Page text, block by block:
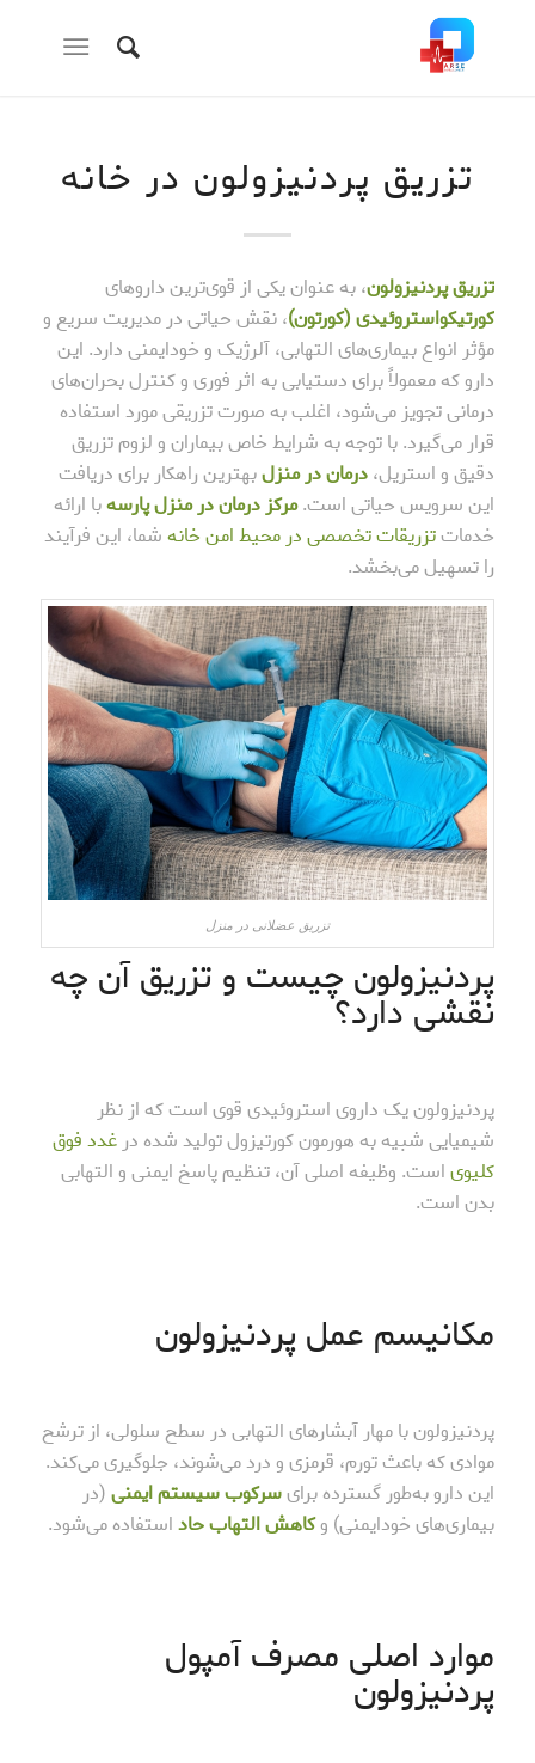
تزریق پردنیزولون در خانه
تزریق پردنیزولون، به عنوان یکی از قوی‌ترین داروهای
کورتیکواستروئیدی (کورتون)، نقش حیاتی در مدیریت سریع و
مؤثر انواع بیماری‌های التهابی، آلرژیک و خودایمنی دارد. این
دارو که معمولاً برای دستیابی به اثر فوری و کنترل بحران‌های
درمانی تجویز می‌شود، اغلب به صورت تزریقی مورد استفاده
قرار می‌گیرد. با توجه به شرایط خاص بیماران و لزوم تزریق
دقیق و استریل،درمان در منزلبهترین راهکار برای دریافت
این سرویس حیاتی است.مرکز درمان در منزل پارسهبا ارائه
خدماتتزریقات تخصصی در محیط امن خانهشما، این فرآیند
را تسهیل می‌بخشد.
تزریق عضلانی در منزل
پردنیزولون چیست و تزریق آن چه
نقشی دارد؟
پردنیزولون یک داروی استروئیدی قوی است که از نظر
شیمیایی شبیه به هورمون کورتیزول تولید شده در غدد فوق
کلیویاست. وظیفه اصلی آن، تنظیم پاسخ ایمنی و التهابی
بدن است.
مکانیسم عمل پردنیزولون
پردنیزولون با مهار آبشارهای التهابی در سطح سلولی، از ترشح
موادی که باعث تورم، قرمزی و درد می‌شوند، جلوگیری می‌کند.
این دارو به‌طور گسترده برایسرکوب سیستم ایمنی(در
بیماری‌های خودایمنی) وکاهش التهاب حاداستفاده می‌شود.
موارد اصلی مصرف آمپول
پردنیزولون